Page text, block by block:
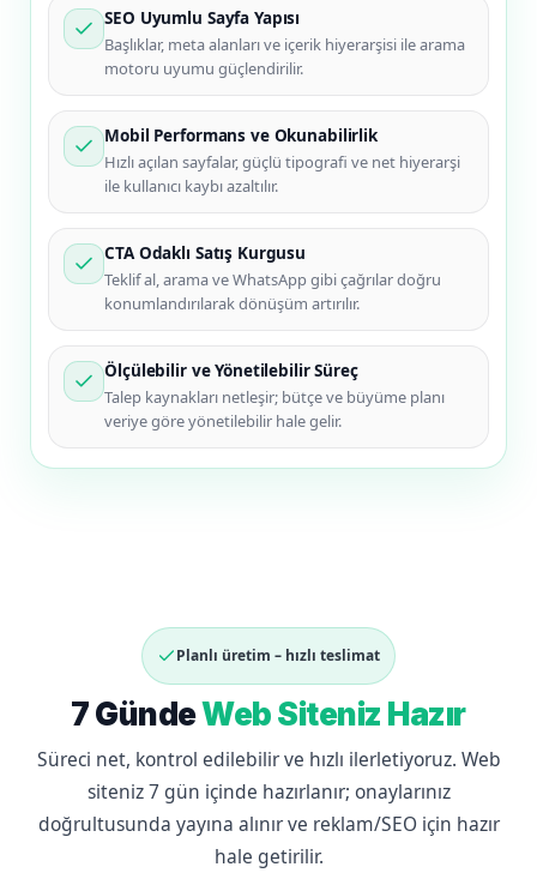
SEO Uyumlu Sayfa Yapısı
Başlıklar, meta alanları ve içerik hiyerarşisi ile arama
motoru uyumu güçlendirilir.
Mobil Performans ve Okunabilirlik
Hızlı açılan sayfalar, güçlü tipografi ve net hiyerarşi
ile kullanıcı kaybı azaltılır.
CTA Odaklı Satış Kurgusu
Teklif al, arama ve WhatsApp gibi çağrılar doğru
konumlandırılarak dönüşüm artırılır.
Ölçülebilir ve Yönetilebilir Süreç
Talep kaynakları netleşir; bütçe ve büyüme planı
veriye göre yönetilebilir hale gelir.
Planlı üretim – hızlı teslimat
7 GündeWeb Siteniz Hazır
Süreci net, kontrol edilebilir ve hızlı ilerletiyoruz. Web
siteniz 7 gün içinde hazırlanır; onaylarınız
doğrultusunda yayına alınır ve reklam/SEO için hazır
hale getirilir.